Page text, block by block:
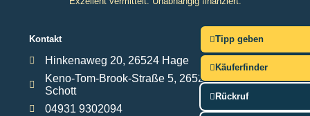
Tipp geben
Käuferfinder
Rückruf
Kontakt
Hinkenaweg 20, 26524 Hage
Keno-Tom-Brook-Straße 5, 26529 Upgant-
Schott
04931 9302094